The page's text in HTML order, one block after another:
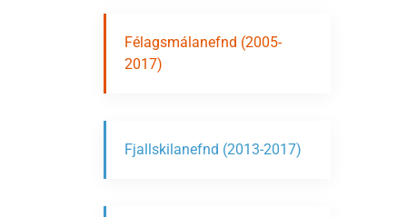
Félagsmálanefnd (2005-
2017)
Fjallskilanefnd (2013-2017)